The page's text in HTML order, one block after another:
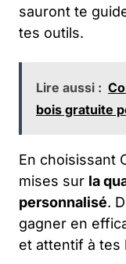
sauront te
tes outils.
Lire aussi :
bois gratuite
En choisissant
mises sur la
personnalisé.
gagner en
et attentif à tes